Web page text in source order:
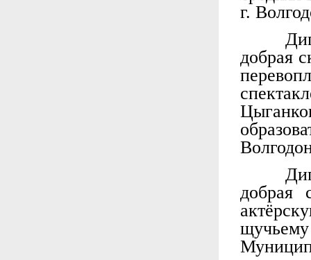
г.
добрая
добрая